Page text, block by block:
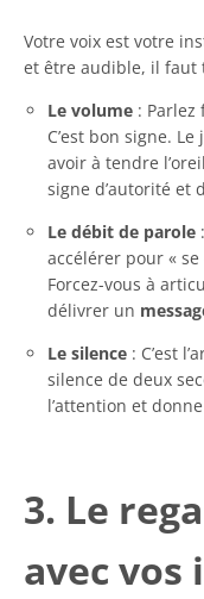
Votre voix est votre
et être audible, il faut
Le volume : Parlez
C’est bon signe.
avoir à tendre
signe d’autorité et
Le débit de parole
accélérer pour « se
Forcez-vous à
délivrer un
Le silence : C’est
silence de deux
l’attention et
3. Le
avec